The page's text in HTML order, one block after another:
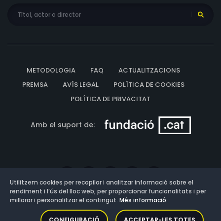
METODOLOGIA FAQ
ACTUALITZACIONS
PREMSA
AVÍS LEGAL
POLÍTICA DE COOKIES
POLÍTICA DE PRIVACITAT
Amb el suport de:
Versió: 3.13.0.202607011342
Utilitzem cookies per recopilar i analitzar informació sobre el
rendiment i l’ús del lloc web, per proporcionar funcionalitats i per
millorar i personalitzar el contingut. Més informació